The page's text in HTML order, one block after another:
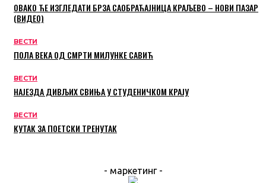
ОВАКО ЋЕ ИЗГЛЕДАТИ БРЗА САОБРАЋАЈНИЦА КРАЉЕВО – НОВИ ПАЗАР
(ВИДЕО)
ВЕСТИ
ПОЛА ВЕКА ОД СМРТИ МИЛУНКЕ САВИЋ
ВЕСТИ
НАЈЕЗДА ДИВЉИХ СВИЊА У СТУДЕНИЧКОМ КРАЈУ
ВЕСТИ
КУТАК ЗА ПОЕТСКИ ТРЕНУТАК
- маркетинг -